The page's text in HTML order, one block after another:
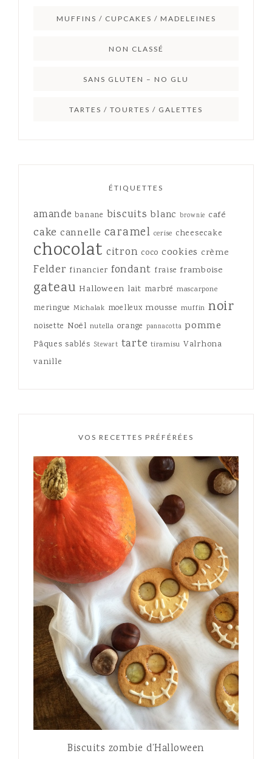
MUFFINS / CUPCAKES / MADELEINES
NON CLASSÉ
SANS GLUTEN – NO GLU
TARTES / TOURTES / GALETTES
ÉTIQUETTES
amande banane biscuits blanc brownie café
cake cannelle caramel cerise cheesecake
chocolat citron coco cookies crème
Felder financier fondant fraise framboise
gateau Halloween lait marbré mascarpone
meringue Michalak moelleux mousse muffin noir
noisette Noël nutella orange pannacotta pomme
Pâques sablés Stewart tarte tiramisu Valrhona
vanille
VOS RECETTES PRÉFÉRÉES
Biscuits zombie d’Halloween